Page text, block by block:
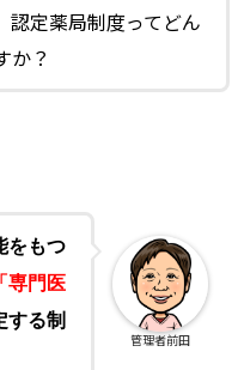
認定薬局制度ってどん
か？
をもつ
「専門医
する制
管理者前田